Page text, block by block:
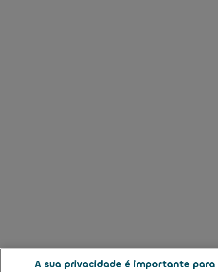
A sua privacidade é importante para